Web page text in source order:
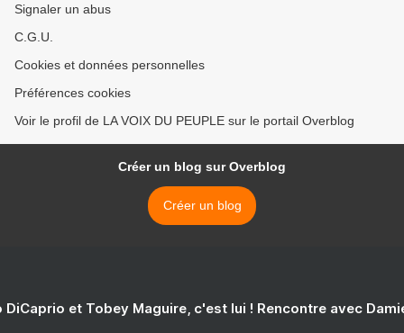
Signaler un abus
C.G.U.
Cookies et données personnelles
Préférences cookies
Voir le profil de LA VOIX DU PEUPLE sur le portail Overblog
Créer un blog sur Overblog
Créer un blog
DiCaprio et Tobey Maguire, c'est lui ! Rencontre avec